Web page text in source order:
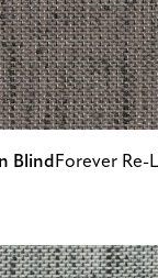
Blind Forever Re-